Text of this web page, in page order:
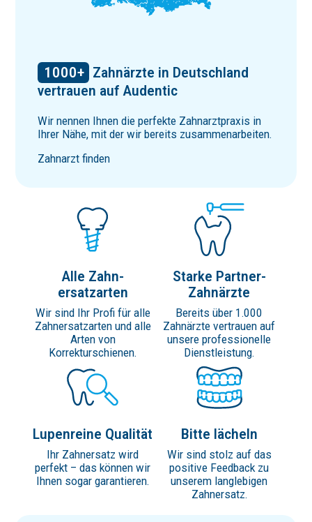
1000+ Zahnärzte in Deutschland
vertrauen auf Audentic
Wir nennen Ihnen die perfekte Zahnarztpraxis in
Ihrer Nähe, mit der wir bereits zusammenarbeiten.
Zahnarzt finden
Alle Zahn­
ersatzarten
Wir sind Ihr Profi für alle
Zahnersatzarten und alle
Arten von
Korrekturschienen.
Starke Partner-
Zahnärzte
Bereits über 1.000
Zahnärzte vertrauen auf
unsere professionelle
Dienstleistung.
Lupenreine Qualität
Ihr Zahnersatz wird
perfekt – das können wir
Ihnen sogar garantieren.
Bitte lächeln
Wir sind stolz auf das
positive Feedback zu
unserem langlebigen
Zahnersatz.